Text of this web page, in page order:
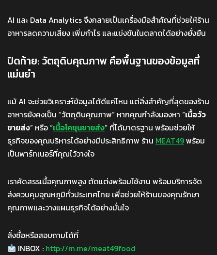
AI และ Data Analytics จึงกลายเป็นเครื่องมือสำคัญที่ช่วยให้ร้าน
อาหารลดความเสี่ยง เพิ่มกำไร และแข่งขันในตลาดได้อย่างยั่งยืน
ปิดท้าย: วัตถุดิบคุณภาพ คือพื้นฐานของข้อมูลที่
แม่นยำ
แม้ AI จะช่วยวิเคราะห์ข้อมูลได้ดีแค่ไหน แต่สิ่งสำคัญที่สุดของร้าน
อาหารยังคงเป็น “วัตถุดิบคุณภาพ” หากคุณกำลังมองหา “เนื้อวัว
ขายส่ง” หรือ “เนื้อโคขุนขายส่ง” ที่ได้มาตรฐาน พร้อมช่วยให้
ธุรกิจของคุณบริหารได้อย่างมีประสิทธิภาพ ร้าน MEAT49พร้อม
เป็นพาร์ทเนอร์ที่คุณไว้วางใจ
เราคัดสรรเนื้อคุณภาพสูง ตัดแต่งพร้อมใช้งาน พร้อมบริการจัด
ส่งควบคุมอุณหภูมิทั่วประเทศไทย เพื่อช่วยให้ร้านของคุณรักษา
คุณภาพและวางแผนธุรกิจได้อย่างมั่นใจ
สั่งซื้อหรือสอบถามได้ที่
INBOX : http://m.me/meat49food